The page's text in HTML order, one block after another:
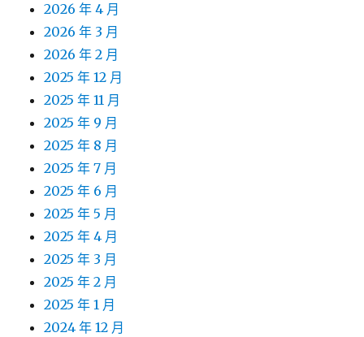
2026 年 4 月
2026 年 3 月
2026 年 2 月
2025 年 12 月
2025 年 11 月
2025 年 9 月
2025 年 8 月
2025 年 7 月
2025 年 6 月
2025 年 5 月
2025 年 4 月
2025 年 3 月
2025 年 2 月
2025 年 1 月
2024 年 12 月